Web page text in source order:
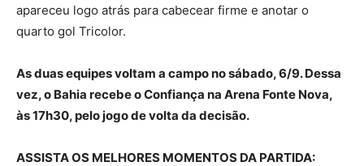
apareceu logo atrás para cabecear firme e anotar o
quarto gol Tricolor.
As duas equipes voltam a campo no sábado, 6/9. Dessa
vez, o Bahia recebe o Confiança na Arena Fonte Nova,
às 17h30, pelo jogo de volta da decisão.
ASSISTA OS MELHORES MOMENTOS DA PARTIDA: